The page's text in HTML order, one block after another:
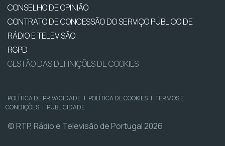
CONSELHO DE OPINIÃO
CONTRATO DE CONCESSÃO DO SERVIÇO PÚBLICO DE
RÁDIO E TELEVISÃO
RGPD
GESTÃO DAS DEFINIÇÕES DE COOKIES
POLÍTICA DE PRIVACIDADE | POLÍTICA DE COOKIES | TERMOS E
CONDIÇÕES | PUBLICIDADE
© RTP, Rádio e Televisão de Portugal 2026